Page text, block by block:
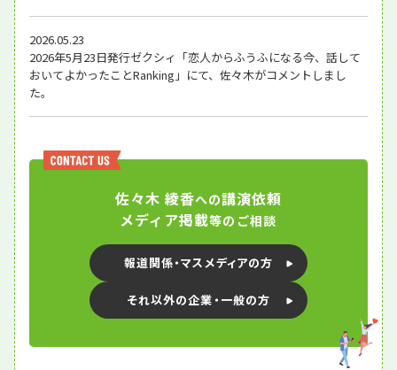
2026.05.23
2026年5月23日発行ゼクシィ「恋人からふうふになる今、話して
おいてよかったことRanking」にて、佐々木がコメントしまし
た。
佐々木 綾香への講演依頼
メディア掲載等のご相談
報道関係・マスメディアの方
それ以外の企業・一般の方